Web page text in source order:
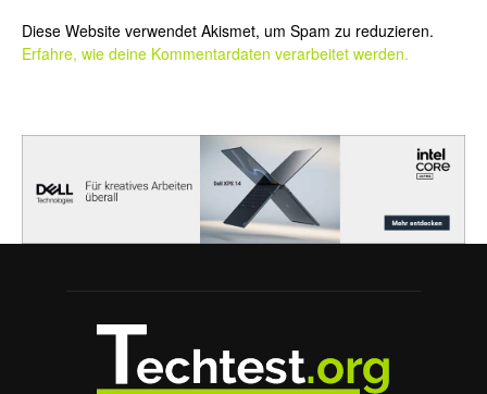
Diese Website verwendet Akismet, um Spam zu reduzieren.
Erfahre, wie deine Kommentardaten verarbeitet werden.